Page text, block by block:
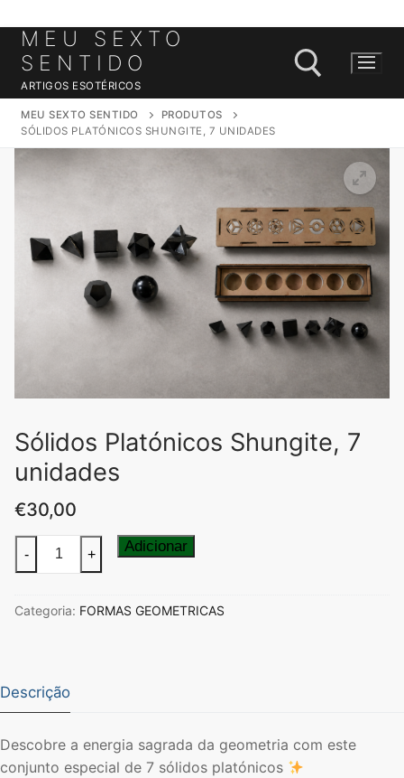
Saltar
para
conteúdo
MEU SEXTO
SENTIDO
ARTIGOS ESOTÉRICOS
MEU SEXTO SENTIDO
PRODUTOS
SÓLIDOS PLATÓNICOS SHUNGITE, 7 UNIDADES
Sólidos Platónicos Shungite, 7
unidades
€30,00
Quantidade
de
Platónicos
- + Adicionar
Categoria: FORMAS GEOMETRICAS
Descrição
Descobre a energia sagrada da geometria com este
conjunto especial de 7 sólidos platónicos